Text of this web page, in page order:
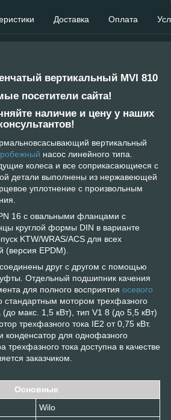
Доставка Оплата
вертикальный MVI 810
посетители сайта!
наличие и цену у наших
вертикальный
насос линейного типа.
колеса и все соприкасающиеся с
детали выполнены из нержавеющей
уплотнение с произвольным
16 с овальными фланцами с
круглой формы DIN в варианте
KTW/WRAS/ACS для всех
(версия EPDM).
друг с другом с помощью
Отдельный подшипник качения
для полного восприятия осевого
стандартным мотором трехфазного
макс. 1,5 кВт), тип V1 8 (до 5,5 кВт)
трехфазного тока IE2 от 0,75 кВт.
конденсатор для однофазного
трехфазного тока доступна в качестве
заказчиком.
Основные
Wilo